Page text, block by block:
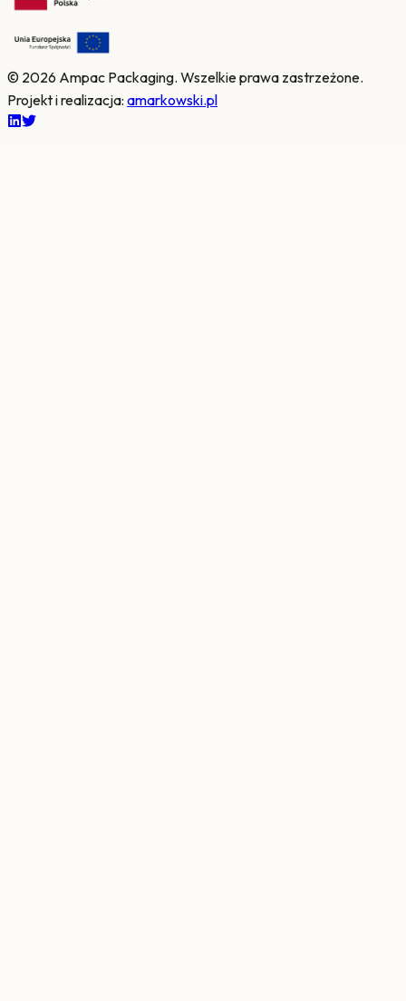
© 2026 Ampac Packaging. Wszelkie prawa zastrzeżone.
Projekt i realizacja: amarkowski.pl